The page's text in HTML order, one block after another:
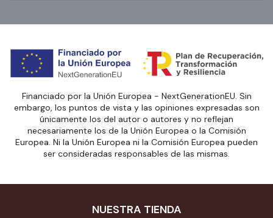
Financiado por la Unión Europea - NextGenerationEU. Sin
embargo, los puntos de vista y las opiniones expresadas son
únicamente los del autor o autores y no reflejan
necesariamente los de la Unión Europea o la Comisión
Europea. Ni la Unión Europea ni la Comisión Europea pueden
ser consideradas responsables de las mismas.
NUESTRA TIENDA